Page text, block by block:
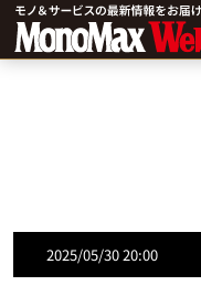
2025/05/30 20:00